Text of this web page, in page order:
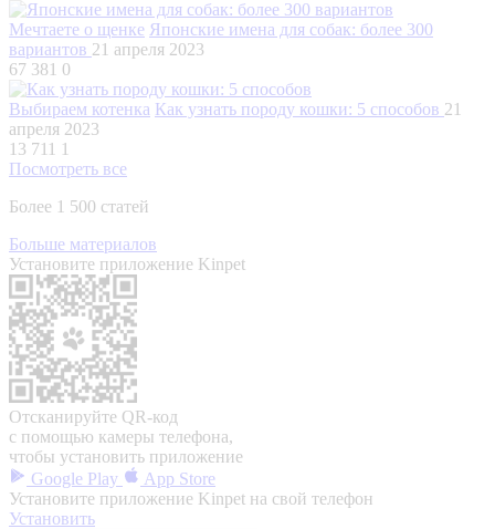
Мечтаете о щенке Японские имена для собак: более 300
вариантов 21 апреля 2023
67 381 0
Выбираем котенка Как узнать породу кошки: 5 способов 21
апреля 2023
13 711 1
Посмотреть все
Более 1 500 статей
Больше материалов
Установите приложение Kinpet
Отсканируйте QR-код
с помощью камеры телефона,
чтобы установить приложение
Google Play
App Store
Установите приложение Kinpet на свой телефон
Установить